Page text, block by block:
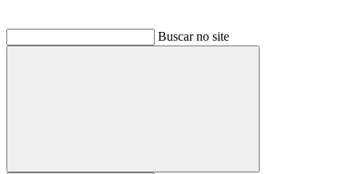
Buscar no site